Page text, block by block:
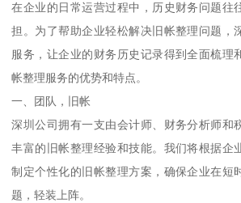
在企业的日常运营过程中，历史财务问题往
担。为了帮助企业轻松解决旧帐整理问题，
服务，让企业的财务历史记录得到全面梳理
帐整理服务的优势和特点。
一、团队，旧帐
深圳公司拥有一支由会计师、财务分析师和
丰富的旧帐整理经验和技能。我们将根据企
制定个性化的旧帐整理方案，确保企业在短
题，轻装上阵。